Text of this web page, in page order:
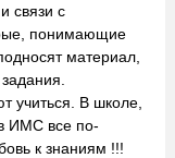
связи с
понимающие
материал,
учиться. В школе,
ИМС все по-
к знаниям !!!